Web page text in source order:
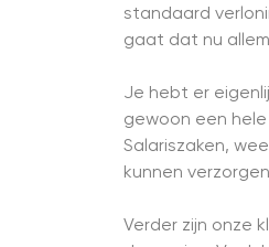
standaard
gaat dat nu
Je hebt er
gewoon een
Salariszaken,
kunnen
Verder zijn onze